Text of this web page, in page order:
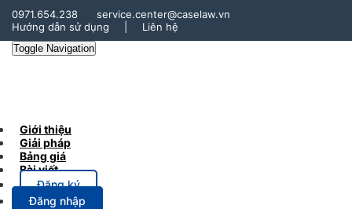
0971.654.238
service.center@caselaw.vn
Hướng dẫn sử dụng
Liên hệ
Toggle Navigation
Giới thiệu
Giải pháp
Bảng giá
Bài viết
Đăng ký
Đăng nhập